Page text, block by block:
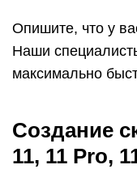
Опишите, что у
Наши
максимально
Создание
11, 11 Pro,